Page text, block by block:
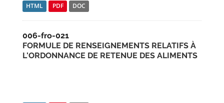
HTML PDF DOC
006-fro-021
FORMULE DE RENSEIGNEMENTS RELATIFS À
L'ORDONNANCE DE RETENUE DES ALIMENTS